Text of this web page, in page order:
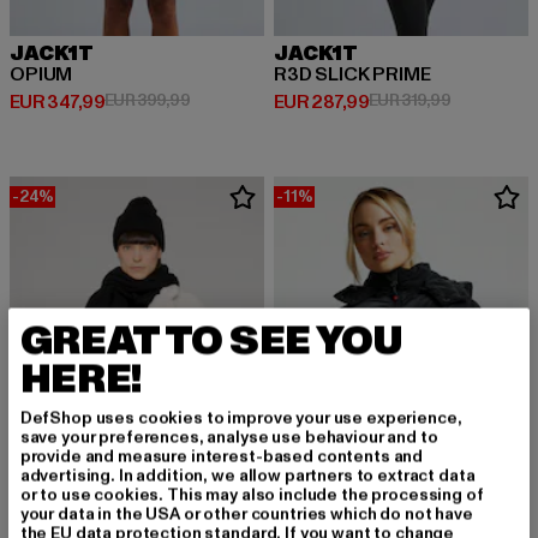
JACK1T
OPIUM
EUR 347,99
Derzeitiger Preis: EUR 347,99
EUR 399,99Aktionspreis: EUR 399,99
JACK1T
R3D SLICK PRIME
EUR 287,99
Derzeitiger Preis: EUR 287,99
EUR 319,99
-24% -11%
GREAT TO SEE YOU
HERE!
DefShop uses cookies to improve your use experience,
save your preferences, analyse use behaviour and to
provide and measure interest-based contents and
advertising. In addition, we allow partners to extract data
or to use cookies. This may also include the processing of
your data in the USA or other countries which do not have
the EU data protection standard. If you want to change